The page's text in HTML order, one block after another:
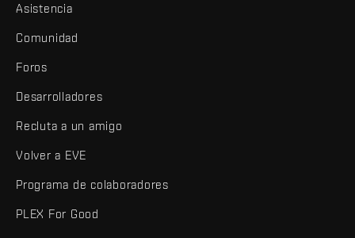
Asistencia
Comunidad
Foros
Desarrolladores
Recluta a un amigo
Volver a EVE
Programa de colaboradores
PLEX For Good